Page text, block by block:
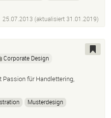
25.07.2013 (aktualisiert 31.01.2019)
Corporate Design
Passion für Handlettering,
Musterdesign